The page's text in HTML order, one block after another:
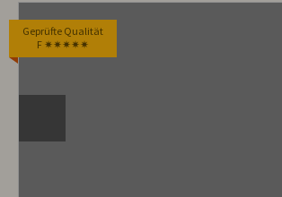
Geprüfte Qualität
F ✷✷✷✷✷